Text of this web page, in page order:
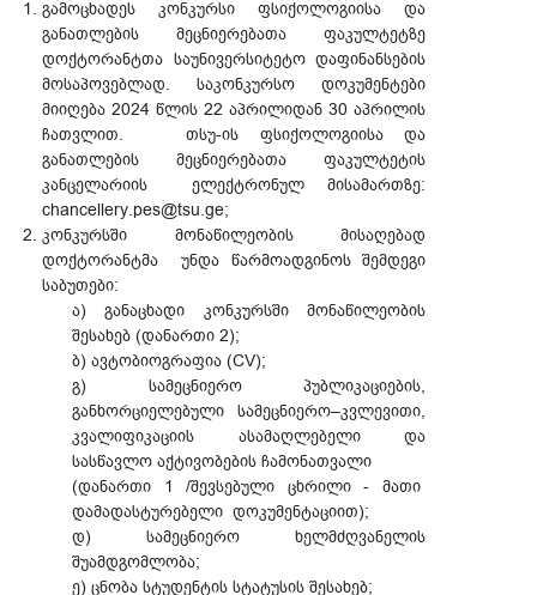
გამოცხადეს კონკურსი ფსიქოლოგიისა და
განათლების მეცნიერებათა ფაკულტეტზე
დოქტორანტთა საუნივერსიტეტო დაფინანსების
მოსაპოვებლად. საკონკურსო დოკუმენტები
მიიღება 2024 წლის 22 აპრილიდან 30 აპრილის
ჩათვლით. თსუ-ის ფსიქოლოგიისა და
განათლების მეცნიერებათა ფაკულტეტის
კანცელარიის ელექტრონულ მისამართზე:
chancellery.pes@tsu.ge;
კონკურსში მონაწილეობის მისაღებად
დოქტორანტმა უნდა წარმოადგინოს შემდეგი
საბუ­თები­:
ა) განაცხადი კონკურსში მონაწილეობის
შესახებ (დანართი 2);
ბ) ავტობიოგრაფია (CV);
გ) სამეცნიერო პუბლიკაციების,
განხორციელებული სამეცნიერო–კვლევითი,
კვალიფიკაციის ასამაღლებელი და
სასწავლო აქტივობების ჩამონათვალი
(დანართი 1 /შევსებული ცხრილი - მათი
დამადასტურებელი დოკუმენტაციით);
დ) სამეცნიერო ხელმძღვანელის
შუამდგომლობა;
ე) ცნობა სტუდენტის სტატუსის შესახებ;